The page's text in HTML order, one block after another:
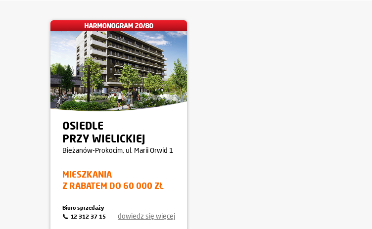
OSIEDLE
PRZY WIELICKIEJ
Bieżanów-Prokocim, ul. Marii Orwid 1
MIESZKANIA
Z RABATEM DO 60 000 ZŁ
dowiedz się więcej
Biuro sprzedaży
12 312 37 15